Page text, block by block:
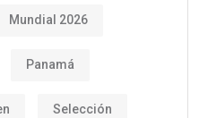
Mundial 2026
Panamá
Selección